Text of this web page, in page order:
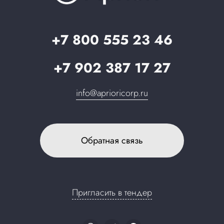
+7 800 555 23 46
+7 902 387 17 27
info@aprioricorp.ru
Обратная связь
Пригласить в тендер
Запрос в поддержку